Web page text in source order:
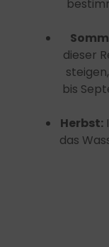
dieser
bis
Herbst:
das